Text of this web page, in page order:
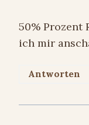
50% Prozent
ich mir
Antworten